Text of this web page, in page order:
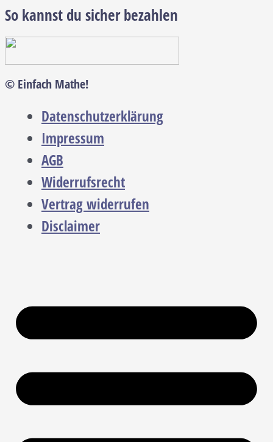
So kannst du sicher bezahlen
© Einfach Mathe!
Datenschutzerklärung
Impressum
AGB
Widerrufsrecht
Vertrag widerrufen
Disclaimer